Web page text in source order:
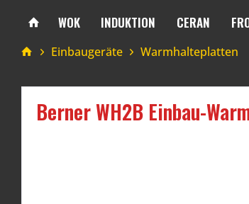
WOK INDUKTION CERAN
Einbaugeräte Warmhalteplatten
Berner WH2B Einbau-